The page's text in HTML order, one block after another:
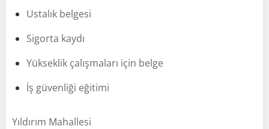
Ustalık belgesi
Sigorta kaydı
Yükseklik çalışmaları için belge
İş güvenliği eğitimi
Yıldırım Mahallesi